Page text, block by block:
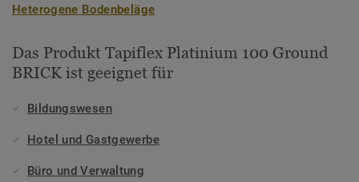
Heterogene Bodenbeläge
Das Produkt Tapiflex Platinium 100 Ground
BRICK ist geeignet für
Bildungswesen
Hotel und Gastgewerbe
Büro und Verwaltung